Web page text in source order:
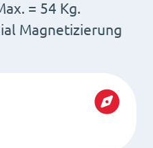
= 54 Kg.
Magnetizierung